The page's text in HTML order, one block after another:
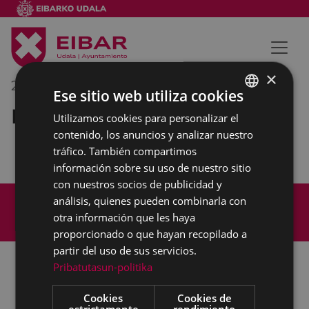
21/03/2022
Reunión interna municipal
Aviso legal
Política de cookies
Accesibilidad
BASQUE
SPANISH
×
Ese sitio web utiliza cookies
Utilizamos cookies para personalizar el
contenido, los anuncios y analizar nuestro
tráfico. También compartimos
información sobre su uso de nuestro sitio
con nuestros socios de publicidad y
análisis, quienes pueden combinarla con
otra información que les haya
proporcionado o que hayan recopilado a
partir del uso de sus servicios.
Pribatutasun-politika
Cookies
Cookies de